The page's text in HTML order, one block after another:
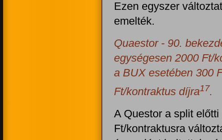
Ezen egyszer
emelték.
Quaestor - 90.
egységesen 2000 Ft/
a BUX esetében 300
Ft/kontraktus díjra17.
A Questor a split
Ft/kontraktusra